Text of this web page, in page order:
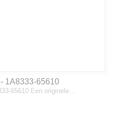
1A8333-65610
65610 Een originele…